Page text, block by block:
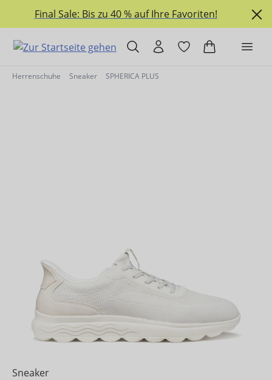
springen
Final Sale: Bis zu 40 % auf Ihre Favoriten!
Herrenschuhe Sneaker SPHERICA PLUS
Sneaker